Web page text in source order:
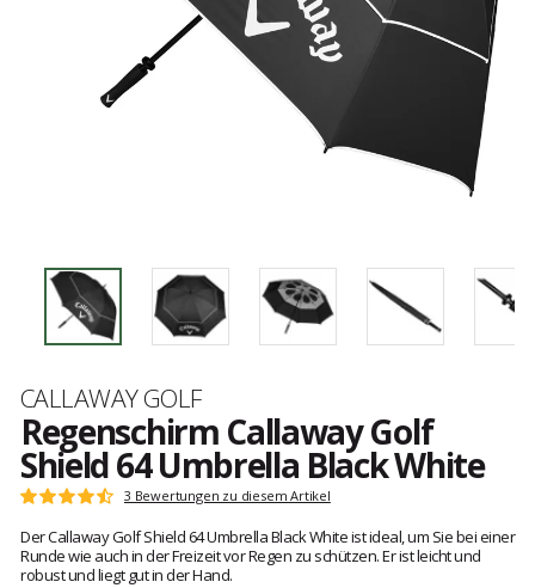
Marke
CALLAWAY GOLF
Regenschirm Callaway Golf
Shield 64 Umbrella Black White
Kundenbewertungen
Note:
von
5
3 Bewertungen zu diesem Artikel
Der Callaway Golf Shield 64 Umbrella Black White ist ideal, um Sie bei einer
Runde wie auch in der Freizeit vor Regen zu schützen. Er ist leicht und
robust und liegt gut in der Hand.